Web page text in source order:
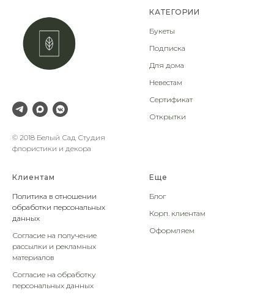
© 2018 Белый Сад Студия
флористики и декора
КАТЕГОРИИ
Букеты
Подписка
Для дома
Невестам
Сертификат
Открытки
Клиентам
Политика в отношении
обработки персональных
данных
Согласие на получение
рассылки и рекламных
материалов
Согласие на обработку
персональных данных
Еще
Блог
Корп. клиентам
Оформляем